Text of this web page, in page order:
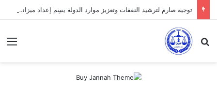
توجيه صارم لترشيد النفقات وتعزيز موارد الدولة يسِم إعداد ميزانية 2027
بحث عن